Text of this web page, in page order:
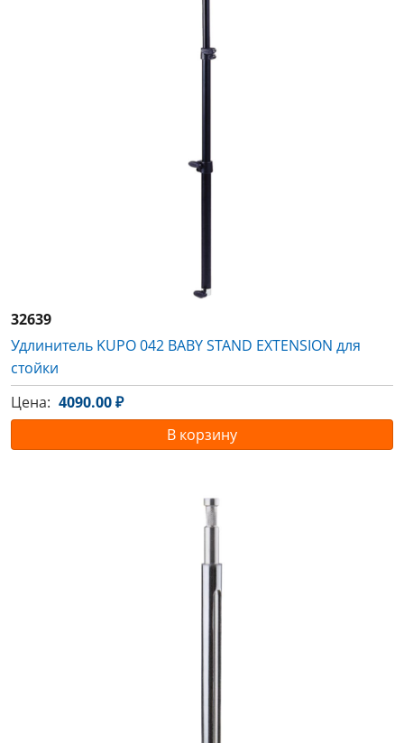
32639
Удлинитель KUPO 042 BABY STAND EXTENSION для
стойки
Цена: 4090.00 ₽
В корзину